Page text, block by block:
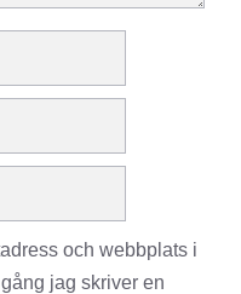
och webbplats i
jag skriver en